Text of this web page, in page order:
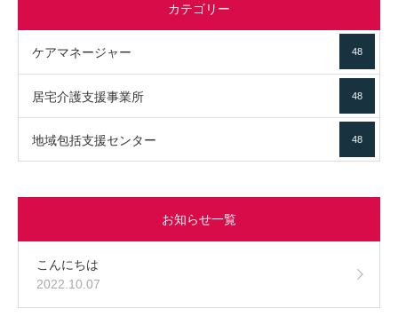
カテゴリー
ケアマネージャー 48
居宅介護支援事業所 48
地域包括支援センター 48
お知らせ一覧
こんにちは
2022.10.07